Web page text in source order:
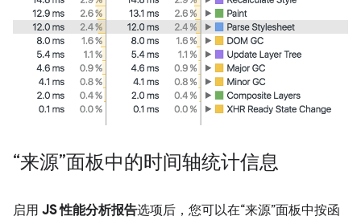
“来源”面板中的时间轴统计信息
启用 JS 性能分析报告选项后，您可以在“来源”面板中按函